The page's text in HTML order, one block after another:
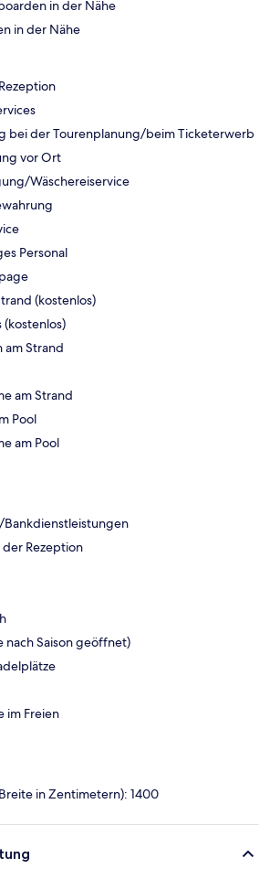
in der Nähe
in der Nähe
bei der Tourenplanung/beim Ticketerwerb
vor Ort
Wäschereiservice
Personal
(kostenlos)
(kostenlos)
am Strand
am Strand
Pool
am Pool
der Rezeption
nach Saison geöffnet)
im Freien
in Zentimetern): 1400